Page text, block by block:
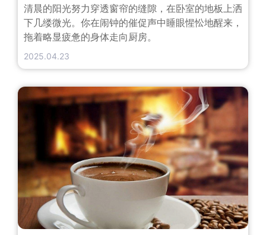
清晨的阳光努力穿透窗帘的缝隙，在卧室的地板上洒
下几缕微光。你在闹钟的催促声中睡眼惺忪地醒来，
拖着略显疲惫的身体走向厨房。
2025.04.23